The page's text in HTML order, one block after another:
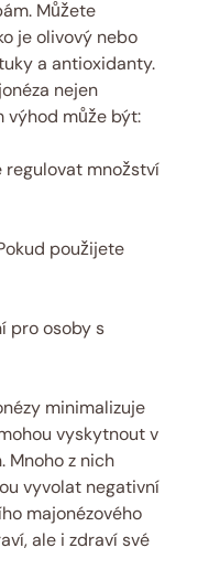
Můžete
je olivový nebo
a antioxidanty.
nejen
výhod může být:
regulovat množství
použijete
pro osoby s
minimalizuje
vyskytnout v
Mnoho z nich
vyvolat negativní
majonézového
ale i zdraví své